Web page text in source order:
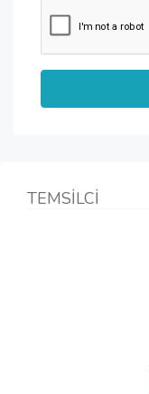
TEMSİLCİ